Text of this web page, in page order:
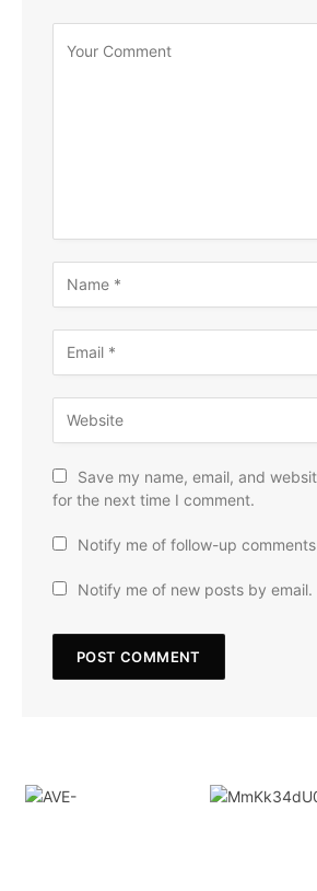
Save my name, email, and
for the next time I comment.
Notify me of follow-up
Notify me of new posts by email.